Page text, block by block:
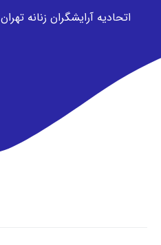
اتحادیه آرایشگران زنانه تهران